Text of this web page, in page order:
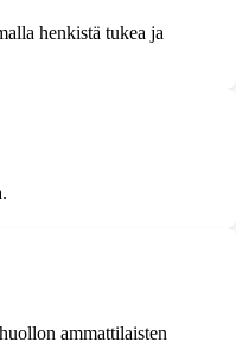
henkistä tukea ja
ammattilaisten